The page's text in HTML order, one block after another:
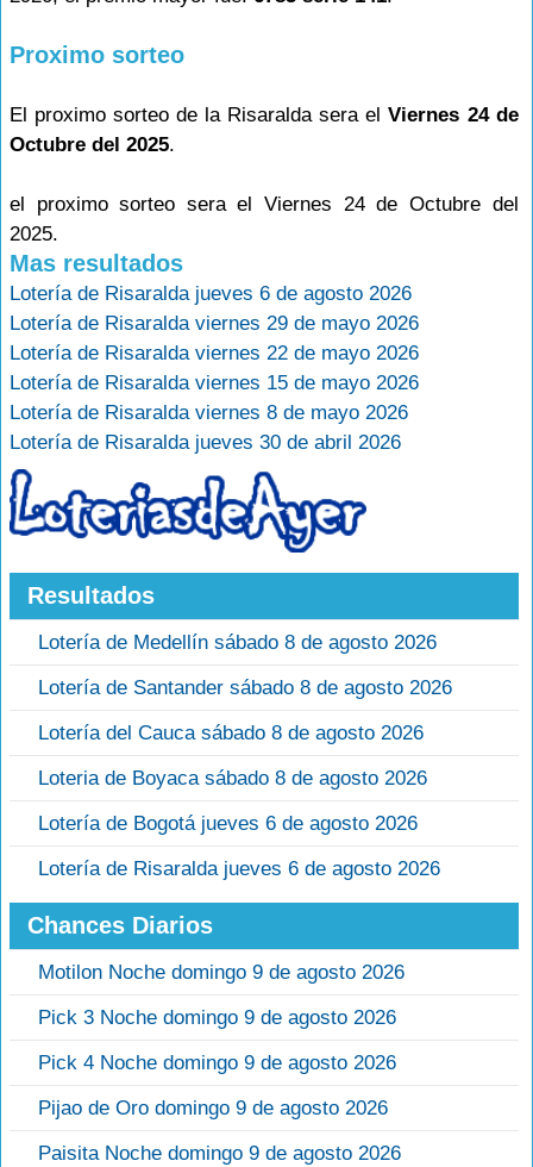
Proximo sorteo
El proximo sorteo de la Risaralda sera elViernes 24 de
Octubre del 2025.
el proximo sorteo sera el Viernes 24 de Octubre del
2025.
Mas resultados
Lotería de Risaralda jueves 6 de agosto 2026
Lotería de Risaralda viernes 29 de mayo 2026
Lotería de Risaralda viernes 22 de mayo 2026
Lotería de Risaralda viernes 15 de mayo 2026
Lotería de Risaralda viernes 8 de mayo 2026
Lotería de Risaralda jueves 30 de abril 2026
Resultados
Lotería de Medellín sábado 8 de agosto 2026
Lotería de Santander sábado 8 de agosto 2026
Lotería del Cauca sábado 8 de agosto 2026
Loteria de Boyaca sábado 8 de agosto 2026
Lotería de Bogotá jueves 6 de agosto 2026
Lotería de Risaralda jueves 6 de agosto 2026
Chances Diarios
Motilon Noche domingo 9 de agosto 2026
Pick 3 Noche domingo 9 de agosto 2026
Pick 4 Noche domingo 9 de agosto 2026
Pijao de Oro domingo 9 de agosto 2026
Paisita Noche domingo 9 de agosto 2026